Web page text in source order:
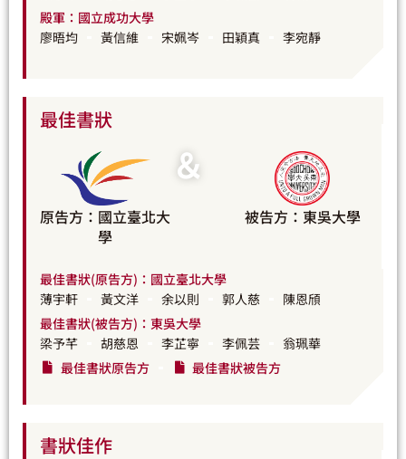
殿軍：國立成功大學
廖晤均
黃信維 宋姵岑 田穎真 李宛靜
原告方：國立臺北大
學
＆
被告方：東吳大學
最佳書狀(原告方)：國立臺北大學
薄宇軒
黃文洋 余以則 郭人慈
陳恩頎
最佳書狀(被告方)：東吳大學
梁予芊
胡慈恩 李芷寧 李佩芸
翁珮華
最佳書狀原告方
最佳書狀被告方
最佳書狀
書狀佳作